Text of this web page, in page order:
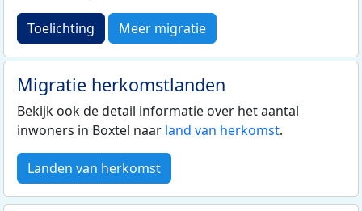
Toelichting Meer migratie
Migratie herkomstlanden
Bekijk ook de detail informatie over het aantal
inwoners in Boxtel naar land van herkomst.
Landen van herkomst